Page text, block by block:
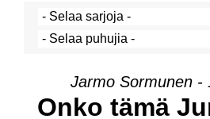
Jarmo Sormunen -
Onko tämä